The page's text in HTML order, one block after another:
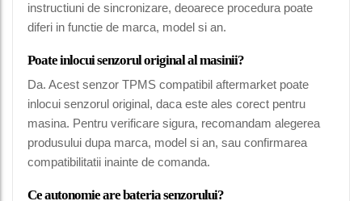
instructiuni de sincronizare, deoarece procedura poate
diferi in functie de marca, model si an.
Poate inlocui senzorul original al masinii?
Da. Acest senzor TPMS compatibil aftermarket poate
inlocui senzorul original, daca este ales corect pentru
masina. Pentru verificare sigura, recomandam alegerea
produsului dupa marca, model si an, sau confirmarea
compatibilitatii inainte de comanda.
Ce autonomie are bateria senzorului?